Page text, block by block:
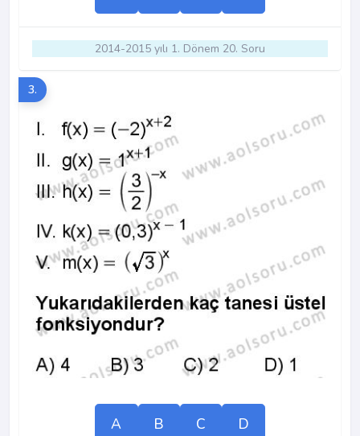
2014-2015 yılı 1. Dönem 20. Soru
3.
A B C D